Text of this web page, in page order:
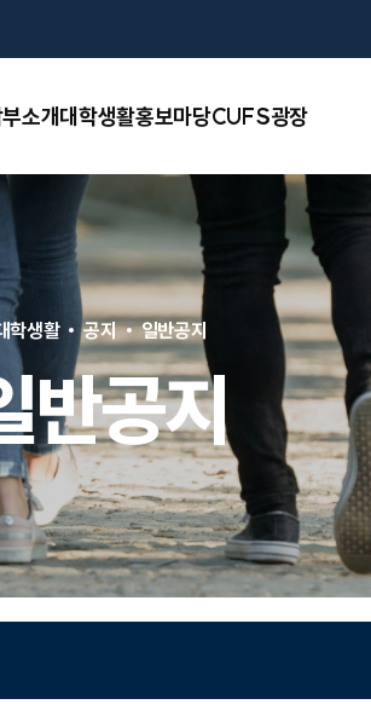
소개대학생활홍보마당CUFS광장
반공지
학생활 공지 일반공지